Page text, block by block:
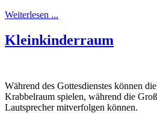
Weiterlesen ...
Kleinkinderraum
Während des Gottesdienstes können
Krabbelraum spielen, während die
Lautsprecher mitverfolgen können.